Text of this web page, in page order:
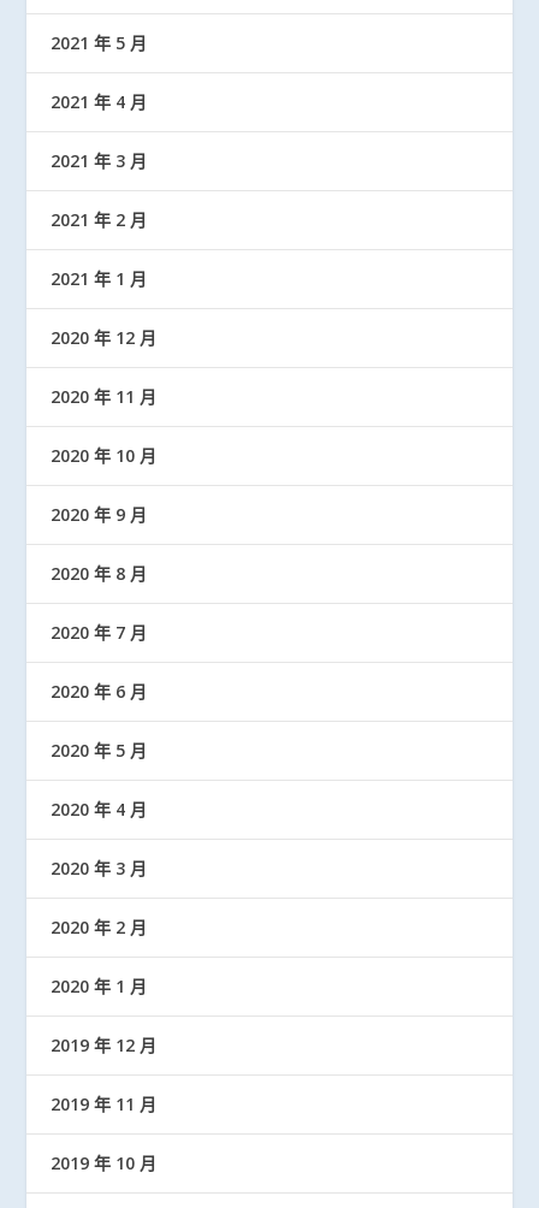
2021 年 5 月
2021 年 4 月
2021 年 3 月
2021 年 2 月
2021 年 1 月
2020 年 12 月
2020 年 11 月
2020 年 10 月
2020 年 9 月
2020 年 8 月
2020 年 7 月
2020 年 6 月
2020 年 5 月
2020 年 4 月
2020 年 3 月
2020 年 2 月
2020 年 1 月
2019 年 12 月
2019 年 11 月
2019 年 10 月